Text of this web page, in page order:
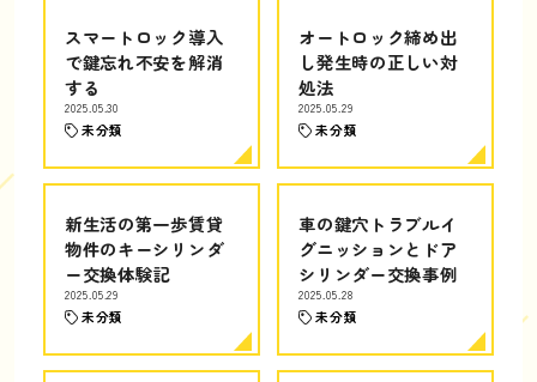
スマートロック導入
で鍵忘れ不安を解消
する
2025.05.30
未分類
オートロック締め出
し発生時の正しい対
処法
2025.05.29
未分類
新生活の第一歩賃貸
物件のキーシリンダ
ー交換体験記
2025.05.29
未分類
車の鍵穴トラブルイ
グニッションとドア
シリンダー交換事例
2025.05.28
未分類